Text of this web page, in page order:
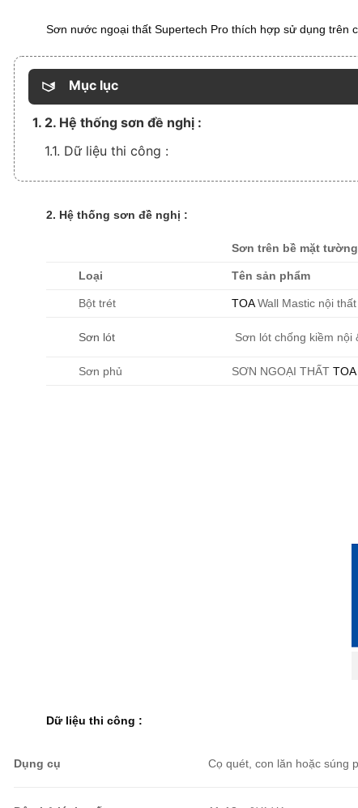
Sơn nước ngoại thất Supertech Pro thích hợp sử dụng trên
Mục lục
1. 2. Hệ thống sơn đề nghị :
1.1. Dữ liệu thi công :
2. Hệ thống sơn đề nghị :
Sơn trên bề mặt tường
Loại Tên sản phẩm
Bột trét TOAWall Mastic nội
Sơn lót Sơn lót chống kiềm nội
Sơn phủ SƠN NGOẠI THẤT
Dữ liệu thi công :
Dụng cụ Cọ quét, con lăn hoặc súng